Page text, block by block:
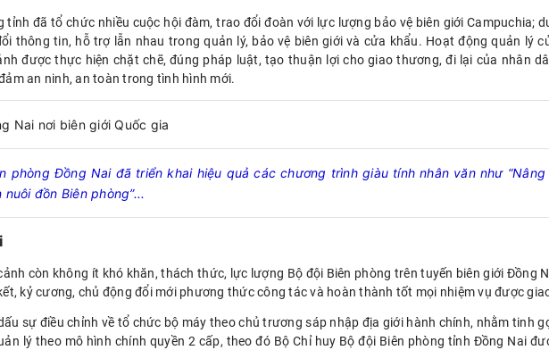
tỉnh đã tổ chức nhiều cuộc hội đàm, trao đổi đoàn với lực lượng bảo vệ biên giới Campuchia;
thông tin, hỗ trợ lẫn nhau trong quản lý, bảo vệ biên giới và cửa khẩu. Hoạt động quản lý
được thực hiện chặt chẽ, đúng pháp luật, tạo thuận lợi cho giao thương, đi lại của nhân
an ninh, an toàn trong tình hình mới.
phòng Đồng Nai đã triển khai hiệu quả các chương trình giàu tính nhân văn như “Nâng
đồn Biên phòng”...
còn không ít khó khăn, thách thức, lực lượng Bộ đội Biên phòng trên tuyến biên giới Đồng
kỷ cương, chủ động đổi mới phương thức công tác và hoàn thành tốt mọi nhiệm vụ được
sự điều chỉnh về tổ chức bộ máy theo chủ trương sáp nhập địa giới hành chính, nhằm tinh
lý theo mô hình chính quyền 2 cấp, theo đó Bộ Chỉ huy Bộ đội Biên phòng tỉnh Đồng Nai